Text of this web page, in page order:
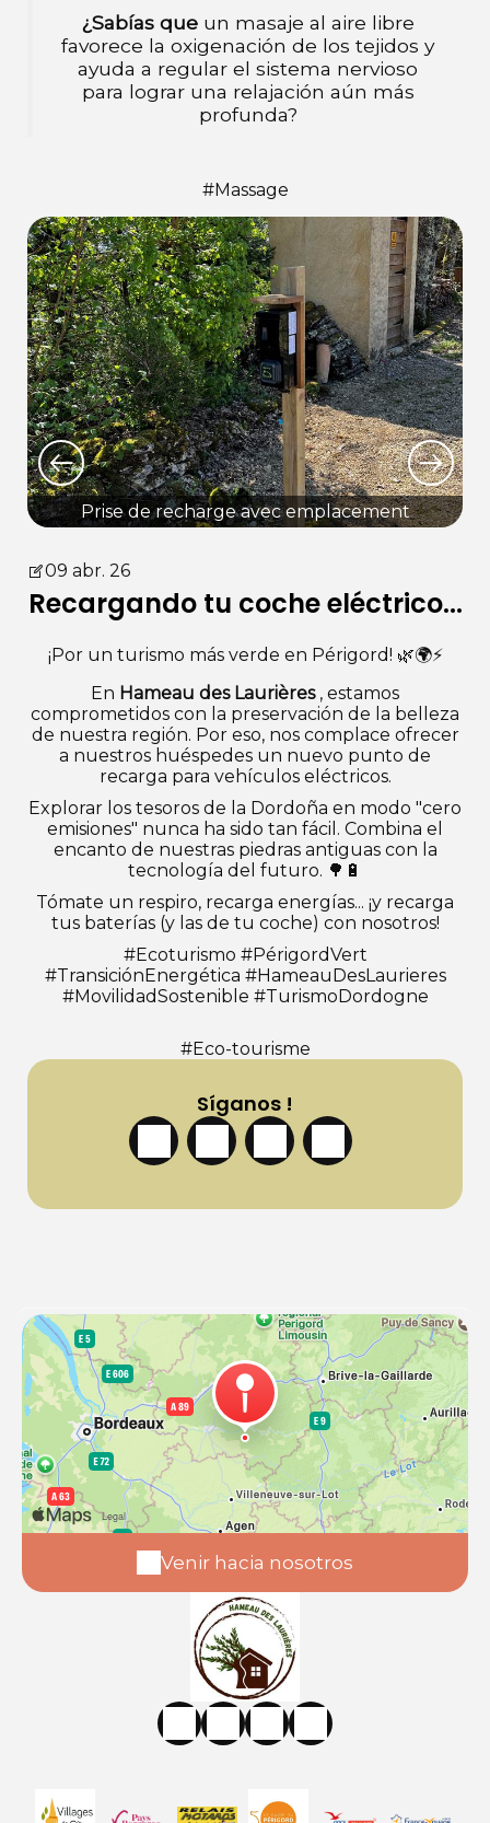
¿Sabías que un masaje al aire libre
favorece la oxigenación de los tejidos y
ayuda a regular el sistema nervioso
para lograr una relajación aún más
profunda?
#Massage
Prise de recharge avec emplacement
09 abr. 26
Recargando tu coche eléctrico...
¡Por un turismo más verde en Périgord! 🌿🌍⚡️
En Hameau des Laurières, estamos
comprometidos con la preservación de la belleza
de nuestra región. Por eso, nos complace ofrecer
a nuestros huéspedes un nuevo punto de
recarga para vehículos eléctricos.
Explorar los tesoros de la Dordoña en modo "cero
emisiones" nunca ha sido tan fácil. Combina el
encanto de nuestras piedras antiguas con la
tecnología del futuro. 🌳🔋
Tómate un respiro, recarga energías... ¡y recarga
tus baterías (y las de tu coche) con nosotros!
#Ecoturismo #PérigordVert
#TransiciónEnergética #HameauDesLaurieres
#MovilidadSostenible #TurismoDordogne
#Eco-tourisme
Síganos !
Venir hacia nosotros